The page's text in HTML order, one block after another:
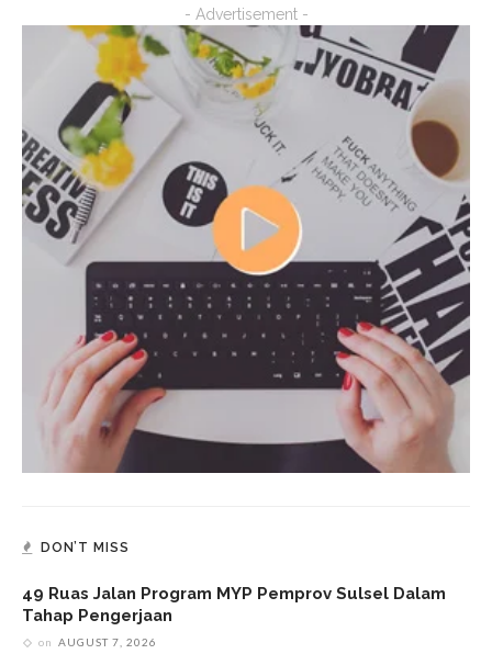
- Advertisement -
DON’T MISS
49 Ruas Jalan Program MYP Pemprov Sulsel Dalam
Tahap Pengerjaan
on AUGUST 7, 2026